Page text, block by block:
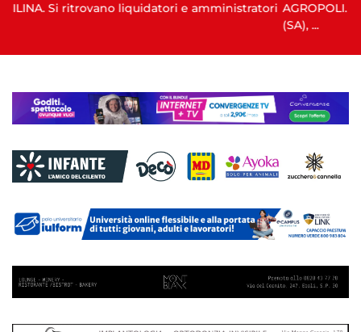
e amministratori AGROPOLI. Nella notte del 6